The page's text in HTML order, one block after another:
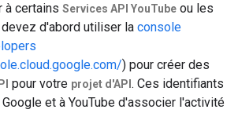
à certains Services API YouTube ou les
d'abord utiliser la console
) pour créer des
pour votre projet d'API . Ces identifiants
et à YouTube d'associer l'activité